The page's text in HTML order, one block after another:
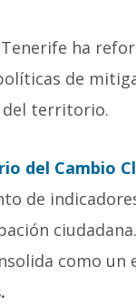
ha
de
del territorio.
del Cambio
de
como